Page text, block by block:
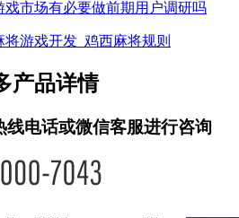
戏市场有必要做前期用户调研吗
将游戏开发_鸡西麻将规则
产品详情
线电话或微信客服进行咨询